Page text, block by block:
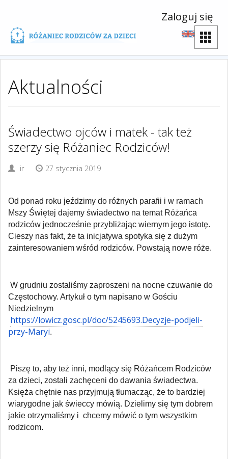
Zaloguj się
Aktualności
Świadectwo ojców i matek - tak też
szerzy się Różaniec Rodziców!
ir 27 stycznia 2019
Od ponad roku jeździmy do różnych parafii i w ramach
Mszy Świętej dajemy świadectwo na temat Różańca
rodziców jednocześnie przybliżając wiernym jego istotę.
Cieszy nas fakt, że ta inicjatywa spotyka się z dużym
zainteresowaniem wśród rodziców. Powstają nowe róże.
W grudniu zostaliśmy zaproszeni na nocne czuwanie do
Częstochowy. Artykuł o tym napisano w Gościu
Niedzielnym
https://lowicz.gosc.pl/doc/5245693.Decyzje-podjeli-
przy-Maryi.
Piszę to, aby też inni, modlący się Różańcem Rodziców
za dzieci, zostali zachęceni do dawania świadectwa.
Księża chętnie nas przyjmują tłumacząc, że to bardziej
wiarygodne jak świeccy mówią. Dzielimy się tym dobrem
jakie otrzymaliśmy i chcemy mówić o tym wszystkim
rodzicom.